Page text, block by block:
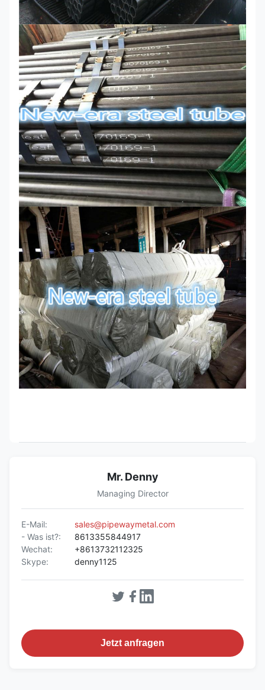
Mr. Denny
Managing Director
E-Mail:
sales@pipewaymetal.com
- Was ist?:
8613355844917
Wechat:
+8613732112325
Skype:
denny1125
Jetzt anfragen